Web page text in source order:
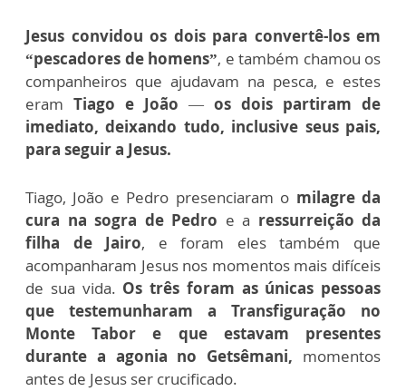
Jesus convidou os dois para convertê-los em
“pescadores de homens”, e também chamou os
companheiros que ajudavam na pesca, e estes
eram Tiago e João — os dois partiram de
imediato, deixando tudo, inclusive seus pais,
para seguir a Jesus.
Tiago, João e Pedro presenciaram o milagre da
cura na sogra de Pedro e a ressurreição da
filha de Jairo, e foram eles também que
acompanharam Jesus nos momentos mais difíceis
de sua vida. Os três foram as únicas pessoas
que testemunharam a Transfiguração no
Monte Tabor e que estavam presentes
durante a agonia no Getsêmani, momentos
antes de Jesus ser crucificado.